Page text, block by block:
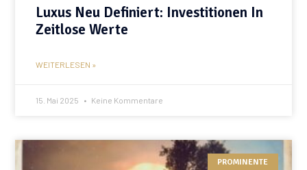
Luxus Neu Definiert: Investitionen In
Zeitlose Werte
WEITERLESEN »
15. Mai 2025 Keine Kommentare
PROMINENTE